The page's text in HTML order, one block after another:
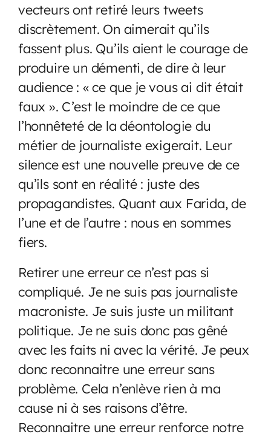
vecteurs ont retiré leurs tweets
discrètement. On aimerait qu’ils
fassent plus. Qu’ils aient le courage de
produire un démenti, de dire à leur
audience : « ce que je vous ai dit était
faux ». C’est le moindre de ce que
l’honnêteté de la déontologie du
métier de journaliste exigerait. Leur
silence est une nouvelle preuve de ce
qu’ils sont en réalité : juste des
propagandistes. Quant aux Farida, de
l’une et de l’autre : nous en sommes
fiers.
Retirer une erreur ce n’est pas si
compliqué. Je ne suis pas journaliste
macroniste. Je suis juste un militant
politique. Je ne suis donc pas gêné
avec les faits ni avec la vérité. Je peux
donc reconnaitre une erreur sans
problème. Cela n’enlève rien à ma
cause ni à ses raisons d’être.
Reconnaitre une erreur renforce notre